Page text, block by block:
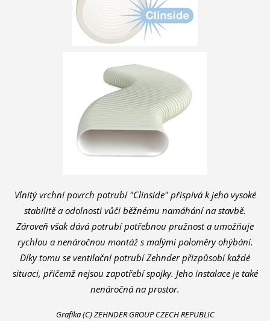
Vlnitý vrchní povrch potrubí "Clinside" přispívá k jeho vysoké
stabilitě a odolnosti vůči běžnému namáhání na stavbě.
Zároveň však dává potrubí potřebnou pružnost a umožňuje
rychlou a nenáročnou montáž s malými poloměry ohýbání.
Díky tomu se ventilační potrubí Zehnder přizpůsobí každé
situaci, přičemž nejsou zapotřebí spojky. Jeho instalace je také
nenáročná na prostor.
Grafika (C) ZEHNDER GROUP CZECH REPUBLIC